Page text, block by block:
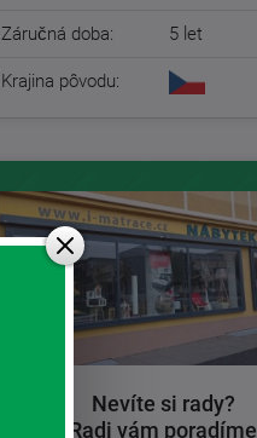
Záručná doba: 5 let
Krajina pôvodu:
Nevíte si rady?
Radi vám poradíme